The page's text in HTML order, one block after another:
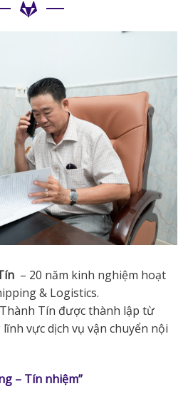
– 20 năm kinh nghiệm hoạt
& Logistics.
Tín được thành lập từ
vực dịch vụ vận chuyển nội
– Tín nhiệm”